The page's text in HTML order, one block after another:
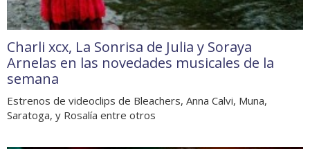
Charli xcx, La Sonrisa de Julia y Soraya
Arnelas en las novedades musicales de la
semana
Estrenos de videoclips de Bleachers, Anna Calvi, Muna,
Saratoga, y Rosalía entre otros